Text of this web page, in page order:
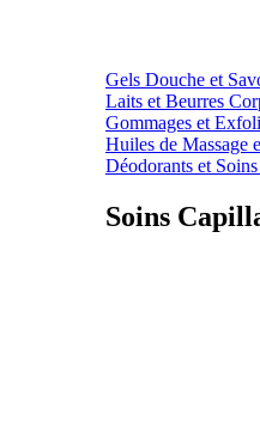
Gels Douche et
Laits et Beurres
Gommages et
Huiles de Massage
Déodorants et
Soins